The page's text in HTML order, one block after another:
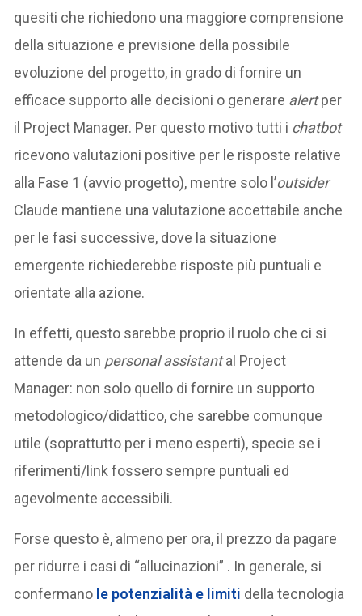
quesiti che richiedono una maggiore comprensione
della situazione e previsione della possibile
evoluzione del progetto, in grado di fornire un
efficace supporto alle decisioni o generare alertper
il Project Manager. Per questo motivo tutti i chatbot
ricevono valutazioni positive per le risposte relative
alla Fase 1 (avvio progetto), mentre solo l’outsider
Claude mantiene una valutazione accettabile anche
per le fasi successive, dove la situazione
emergente richiederebbe risposte più puntuali e
orientate alla azione.
In effetti, questo sarebbe proprio il ruolo che ci si
attende da un personal assistantal Project
Manager: non solo quello di fornire un supporto
metodologico/didattico, che sarebbe comunque
utile (soprattutto per i meno esperti), specie se i
riferimenti/link fossero sempre puntuali ed
agevolmente accessibili.
Forse questo è, almeno per ora, il prezzo da pagare
per ridurre i casi di “allucinazioni” . In generale, si
confermano le potenzialità e limiti della tecnologia